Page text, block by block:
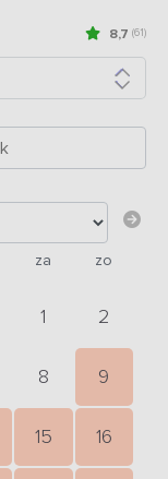
8,7 (61)
za zo
1 2
8 9
15 16